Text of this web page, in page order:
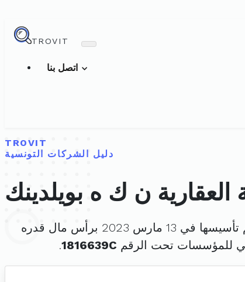
TROVIT
TROVIT
دليل الشركات التونسية
ن ك ه بويلدينك
في 13 مارس 2023 برأس مال قدره
للمؤسسات تحت الرقم 1816639C
.